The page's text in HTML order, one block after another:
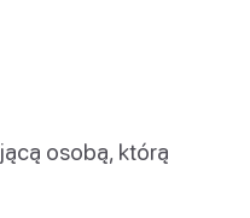
osobą, którą